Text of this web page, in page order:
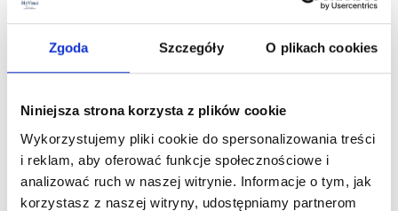
Zgoda Szczegóły O plikach cookies
Niniejsza strona korzysta z plików cookie
Wykorzystujemy pliki cookie do spersonalizowania treści
i reklam, aby oferować funkcje społecznościowe i
analizować ruch w naszej witrynie. Informacje o tym, jak
korzystasz z naszej witryny, udostępniamy partnerom
Wyniki Egzaminu Ósmoklasisty 2026
Czytaj więcej